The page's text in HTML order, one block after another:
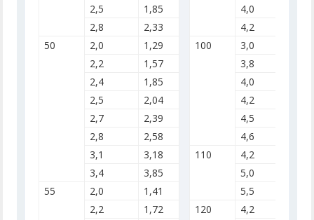
2,5
1,85 4,0
2,8
2,33 4,2
50
2,0 1,29 100 3,0
2,2
1,57 3,8
2,4
1,85 4,0
2,5
2,04 4,2
2,7
2,39 4,5
2,8
2,58 4,6
3,1
3,18 110 4,2
3,4
3,85 5,0
55
2,0 1,41 5,5
2,2
1,72 120 4,2